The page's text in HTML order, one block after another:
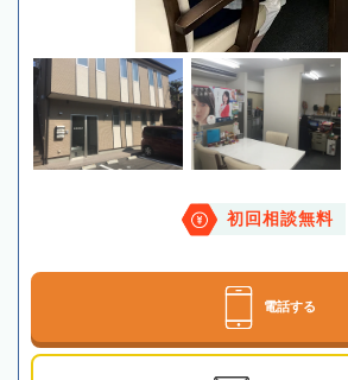
初回相談無料
電話する